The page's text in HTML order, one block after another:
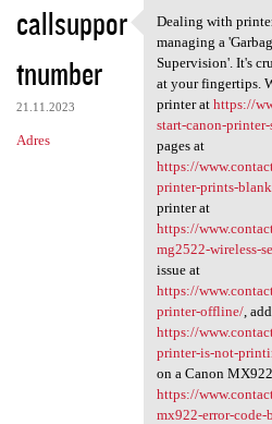
callsuppor
tnumber
21.11.2023
Adres
Dealing with
Dealing with
managing a
Supervision'. It's
at your fingertips.
printer at https://
start-canon-
pages at
https://
printer-prints-
printer at
https://
mg2522-wireless-
issue at
https://
printer-offline/,
https://
printer-is-not-
on a Canon
https://
mx922-error-code-